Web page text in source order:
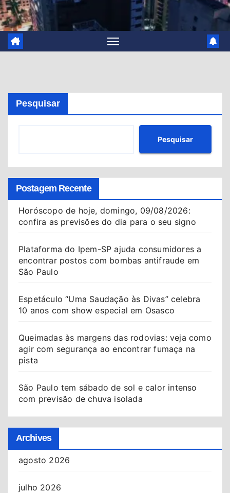
Pesquisar
Pesquisar
Postagem Recente
Horóscopo de hoje, domingo, 09/08/2026:
confira as previsões do dia para o seu signo
Plataforma do Ipem-SP ajuda consumidores a
encontrar postos com bombas antifraude em
São Paulo
Espetáculo “Uma Saudação às Divas” celebra
10 anos com show especial em Osasco
Queimadas às margens das rodovias: veja como
agir com segurança ao encontrar fumaça na
pista
São Paulo tem sábado de sol e calor intenso
com previsão de chuva isolada
Archives
agosto 2026
julho 2026